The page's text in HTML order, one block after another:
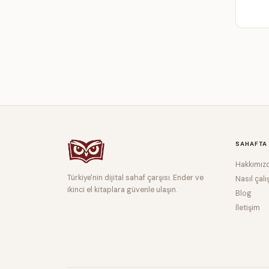
Türkiye'nin dijital sahaf çarşısı. Ender ve
ikinci el kitaplara güvenle ulaşın.
SAHAFTA
Nasıl
Blog
İletişim